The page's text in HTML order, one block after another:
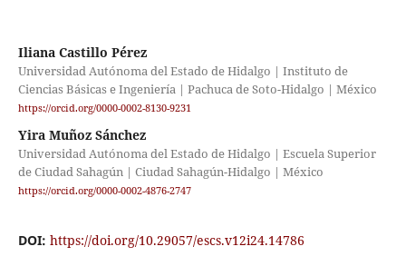
Iliana Castillo Pérez
Universidad Autónoma del Estado de Hidalgo | Instituto de
Ciencias Básicas e Ingeniería | Pachuca de Soto-Hidalgo | México
https://orcid.org/0000-0002-8130-9231
Yira Muñoz Sánchez
Universidad Autónoma del Estado de Hidalgo | Escuela Superior
de Ciudad Sahagún | Ciudad Sahagún-Hidalgo | México
https://orcid.org/0000-0002-4876-2747
DOI: https://doi.org/10.29057/escs.v12i24.14786